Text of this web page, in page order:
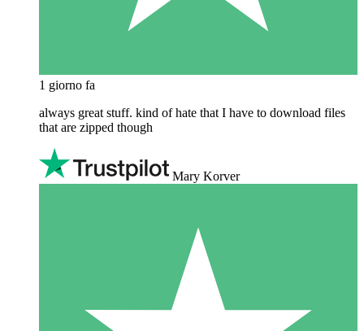
1 giorno fa
always great stuff. kind of hate that I have to download files
that are zipped though
Mary Korver